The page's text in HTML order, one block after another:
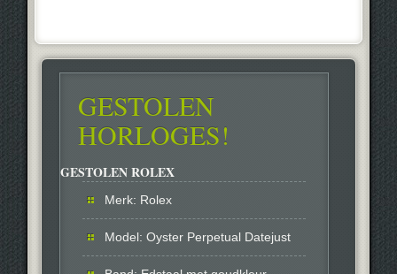
GESTOLEN
HORLOGES!
GESTOLEN ROLEX
Merk: Rolex
Model: Oyster Perpetual Datejust